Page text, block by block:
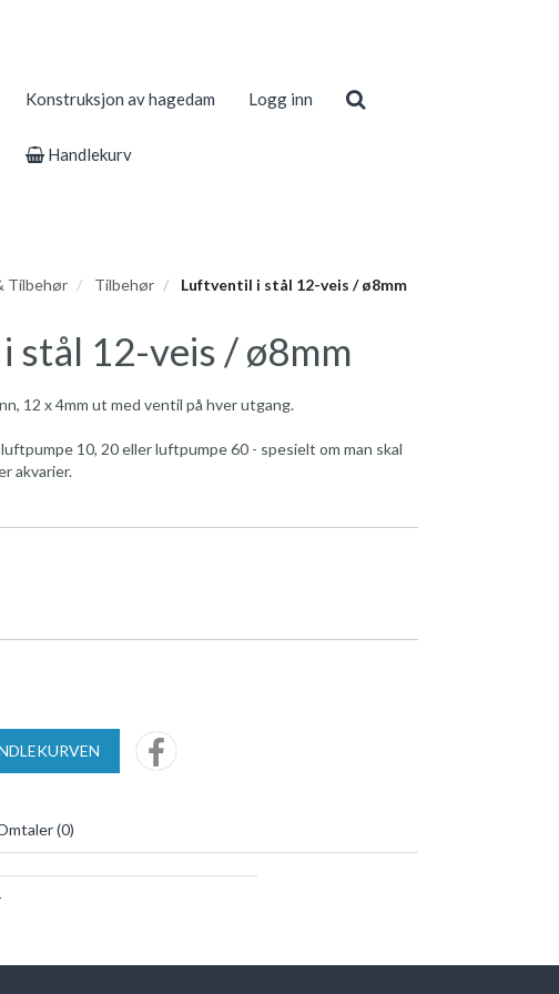
Konstruksjon av hagedam Logg inn
Handlekurv
Tilbehør Tilbehør Luftventil i stål 12-veis / ø8mm
stål 12-veis / ø8mm
12 x 4mm ut med ventil på hver utgang.
10, 20 eller luftpumpe 60 - spesielt om man skal
akvarier.
(0)